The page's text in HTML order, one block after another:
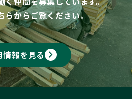
らからご覧ください。
情報を見るkeyboard_arrow_right